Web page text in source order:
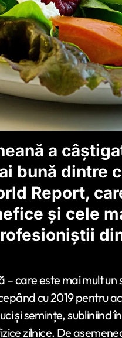
a
bună dintre
Report,
și cele
care este mai mult
cu 2019 pentru
și semințe,
zilnice. De